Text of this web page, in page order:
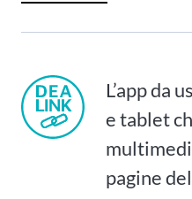
L’app da
e tablet
pagine